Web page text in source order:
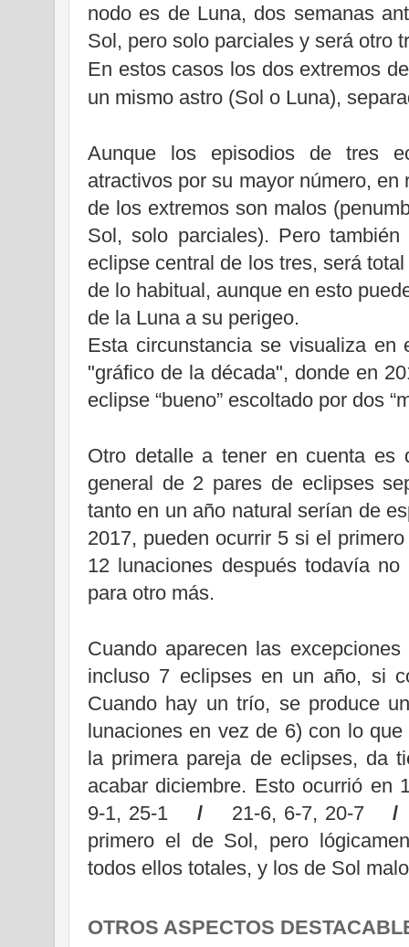
nodo es de Luna, dos semanas
Sol, pero solo parciales y será otro
En estos casos los dos extremos
un mismo astro (Sol o Luna),
Aunque los episodios de tres
atractivos por su mayor número,
de los extremos son malos
Sol, solo parciales). Pero
eclipse central de los tres, será
de lo habitual, aunque en esto
de la Luna a su perigeo.
Esta circunstancia se visualiza
"gráfico de la década", donde en
eclipse “bueno” escoltado por dos
Otro detalle a tener en cuenta es
general de 2 pares de eclipses
tanto en un año natural serían de
2017, pueden ocurrir 5 si el
12 lunaciones después todavía
para otro más.
Cuando aparecen las
incluso 7 eclipses en un año, si
Cuando hay un trío, se produce
lunaciones en vez de 6) con lo
la primera pareja de eclipses, da
acabar diciembre. Esto ocurrió en
9-1, 25-1
/21-6, 6-7, 20-7
primero el de Sol, pero
todos ellos totales, y los de Sol
OTROS ASPECTOS